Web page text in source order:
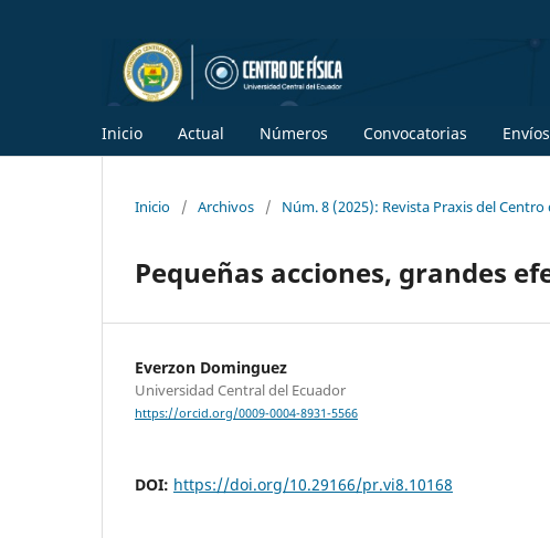
Inicio Actual Números Convocatorias Envíos
Inicio / Archivos / Núm. 8 (2025): Revista Praxis del Centro
Pequeñas acciones, grandes
Everzon Dominguez
Universidad Central del Ecuador
https://orcid.org/0009-0004-8931-5566
DOI: https://doi.org/10.29166/pr.vi8.10168